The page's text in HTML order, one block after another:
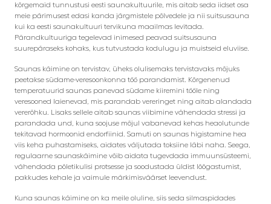
kõrgemaid tunnustusi eesti saunakultuurile, mis aitab seda iidset osa
meie pärimusest edasi kanda järgmistele põlvedele ja nii suitsusauna
kui ka eesti saunakultuuri tervikuna maailmas levitada.
Pärandkultuuriga tegelevad inimesed peavad suitsusauna
suurepäraseks kohaks, kus tutvustada kodulugu ja muistseid eluviise.
Saunas käimine on tervistav, üheks olulisemaks tervistavaks mõjuks
peetakse südame-veresoonkonna töö parandamist. Kõrgenenud
temperatuurid saunas panevad südame kiiremini tööle ning
veresooned laienevad, mis parandab vereringet ning aitab alandada
vererõhku. Lisaks sellele aitab saunas viibimine vähendada stressi ja
parandada und, kuna soojuse mõjul vabanevad kehas heaolutunde
tekitavad hormoonid endorfiinid. Samuti on saunas higistamine hea
viis keha puhastamiseks, aidates väljutada toksiine läbi naha. Seega,
regulaarne saunaskäimine võib aidata tugevdada immuunsüsteemi,
vähendada põletikulisi protsesse ja soodustada üldist lõõgastumist,
pakkudes kehale ja vaimule märkimisväärset leevendust.
Kuna saunas käimine on ka meile oluline, siis seda silmaspidades